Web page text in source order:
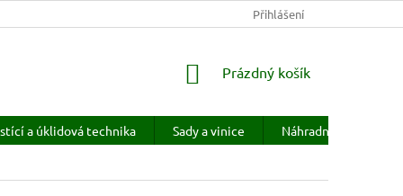
PRODÁVANÉ ZNAČKY
Přihlášení
NÁKUPNÍ
Prázdný košík
a úklidová technika Sady a vinice Náhradní díly